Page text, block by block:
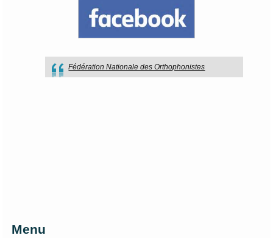
Fédération Nationale des Orthophonistes
Menu